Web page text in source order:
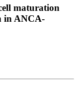
maturation
in ANCA-